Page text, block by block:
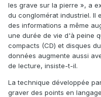
les grave sur la pierre », a
du conglomérat industriel. Il
des informations a même
une durée de vie d'à peine
compacts (CD) et disques
données augmente aussi
de lecture, insiste-t-il.
La technique développée
graver des points en